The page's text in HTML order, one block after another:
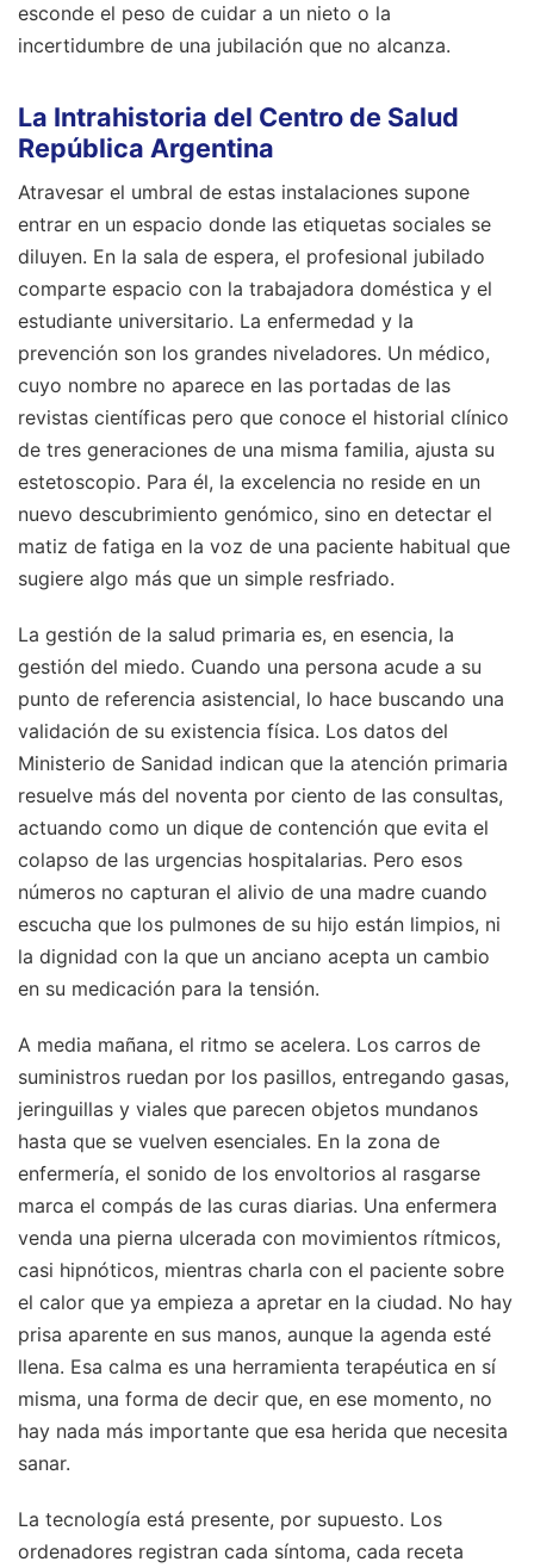
esconde el peso de cuidar a un nieto o la
incertidumbre de una jubilación que no alcanza.
La Intrahistoria del Centro de Salud
República Argentina
Atravesar el umbral de estas instalaciones supone
entrar en un espacio donde las etiquetas sociales se
diluyen. En la sala de espera, el profesional jubilado
comparte espacio con la trabajadora doméstica y el
estudiante universitario. La enfermedad y la
prevención son los grandes niveladores. Un médico,
cuyo nombre no aparece en las portadas de las
revistas científicas pero que conoce el historial clínico
de tres generaciones de una misma familia, ajusta su
estetoscopio. Para él, la excelencia no reside en un
nuevo descubrimiento genómico, sino en detectar el
matiz de fatiga en la voz de una paciente habitual que
sugiere algo más que un simple resfriado.
La gestión de la salud primaria es, en esencia, la
gestión del miedo. Cuando una persona acude a su
punto de referencia asistencial, lo hace buscando una
validación de su existencia física. Los datos del
Ministerio de Sanidad indican que la atención primaria
resuelve más del noventa por ciento de las consultas,
actuando como un dique de contención que evita el
colapso de las urgencias hospitalarias. Pero esos
números no capturan el alivio de una madre cuando
escucha que los pulmones de su hijo están limpios, ni
la dignidad con la que un anciano acepta un cambio
en su medicación para la tensión.
A media mañana, el ritmo se acelera. Los carros de
suministros ruedan por los pasillos, entregando gasas,
jeringuillas y viales que parecen objetos mundanos
hasta que se vuelven esenciales. En la zona de
enfermería, el sonido de los envoltorios al rasgarse
marca el compás de las curas diarias. Una enfermera
venda una pierna ulcerada con movimientos rítmicos,
casi hipnóticos, mientras charla con el paciente sobre
el calor que ya empieza a apretar en la ciudad. No hay
prisa aparente en sus manos, aunque la agenda esté
llena. Esa calma es una herramienta terapéutica en sí
misma, una forma de decir que, en ese momento, no
hay nada más importante que esa herida que necesita
sanar.
La tecnología está presente, por supuesto. Los
ordenadores registran cada síntoma, cada receta